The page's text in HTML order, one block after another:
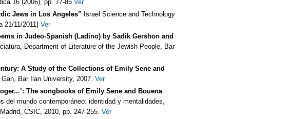
16 (2006), pp. 77-85 Ver
Jews in Los Angeles” Israel Science and Technology
21/11/2011] Ver
in Judeo-Spanish (Ladino) by Sadik Gershon and
Department of Literature of the Jewish People, Bar
A Study of the Collections of Emily Sene and
Bar Ilan University, 2007. Ver
The songbooks of Emily Sene and Bouena
del mundo contemporáneo: identidad y mentalidades,
CSIC, 2010, pp. 247-255. Ver